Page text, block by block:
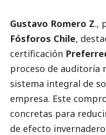
Gustavo Romero Z.,
Fósforos Chile,
certificación
proceso de auditoría
sistema integral de
empresa. Este
concretas para
de efecto